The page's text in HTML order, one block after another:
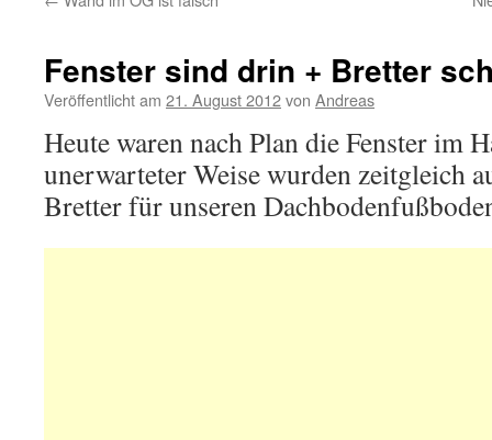
Fenster sind drin + Bretter
Veröffentlicht am 21. August 2012von Andreas
Heute waren nach Plan die Fenster im
unerwarteter Weise wurden zeitgleich
Bretter für unseren